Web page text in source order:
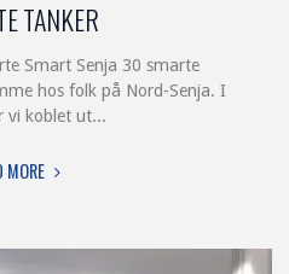
TANKER
Smart Senja 30 smarte
hos folk på Nord-Senja. I
vi koblet ut...
MORE "SMARTE